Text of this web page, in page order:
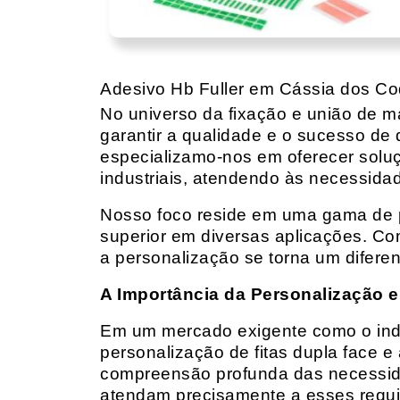
Adesivo Hb Fuller em Cássia dos
No universo da fixação e união de
garantir a qualidade e o sucesso de
especializamo-nos em oferecer
industriais, atendendo às
Nosso foco reside em uma gama
superior em diversas aplicações.
a personalização se torna um
A Importância da Personalização
Em um mercado exigente como o
personalização de fitas dupla face
compreensão profunda das
atendam precisamente a esses